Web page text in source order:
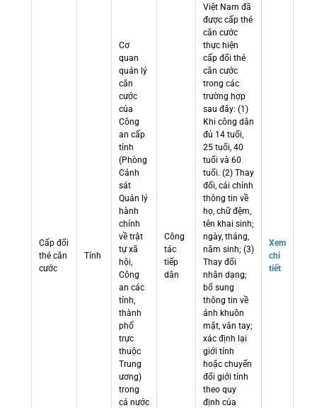
Cấp đổi
thẻ căn
cước
Tỉnh
Cơ
quan
quản lý
căn
cước
của
Công
an cấp
tỉnh
(Phòng
Cảnh
sát
Quản lý
hành
chính
về trật
tự xã
hội,
Công
an các
tỉnh,
thành
phố
trực
thuộc
Trung
ương)
trong
cả nước
Công
tác
tiếp
dân
Việt Nam đã
được cấp thẻ
căn cước
thực hiện
cấp đổi thẻ
căn cước
trong các
trường hợp
sau đây: (1)
Khi công dân
đủ 14 tuổi,
25 tuổi, 40
tuổi và 60
tuổi. (2) Thay
đổi, cải chính
thông tin về
họ, chữ đệm,
tên khai sinh;
ngày, tháng,
năm sinh; (3)
Thay đổi
nhân dạng;
bổ sung
thông tin về
ảnh khuôn
mặt, vân tay;
xác định lại
giới tính
hoặc chuyển
đổi giới tính
theo quy
định của
Xem
chi
tiết